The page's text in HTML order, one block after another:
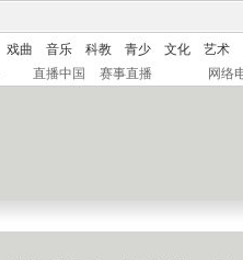
戏曲 音乐 科教 青少 文化
艺术
直播中国 赛事直播 网络